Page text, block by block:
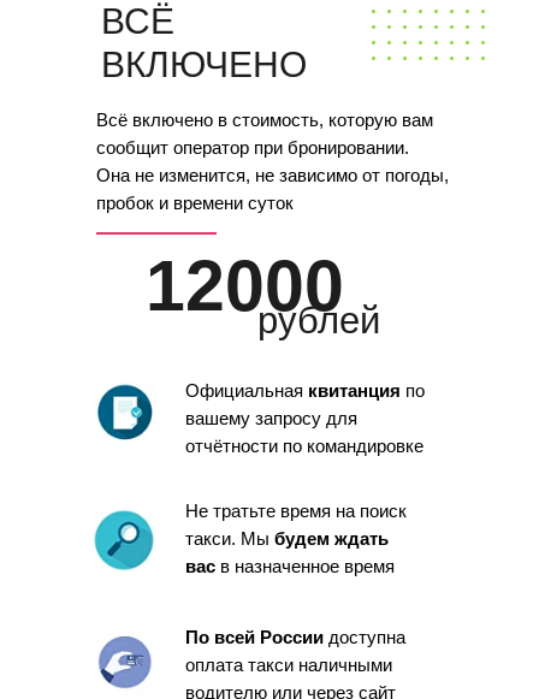
ВСЁ
ВКЛЮЧЕНО
Всё включено в стоимость, которую вам
сообщит оператор при бронировании.
Она не изменится, не зависимо от погоды,
пробок и времени суток
Не тратьте время на поиск
такси. Мы будем ждать
вас в назначенное время
12000
рублей
Официальная квитанция по
вашему запросу для
отчётности по командировке
По всей России доступна
оплата такси наличными
водителю или через сайт